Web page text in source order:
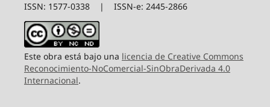
ISSN: 1577-0338 | ISSN-e: 2445-2866
Este obra está bajo una licencia de Creative Commons
Reconocimiento-NoComercial-SinObraDerivada 4.0
Internacional.